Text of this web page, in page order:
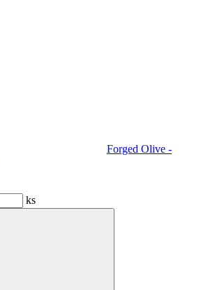
Forged Olive -
ks